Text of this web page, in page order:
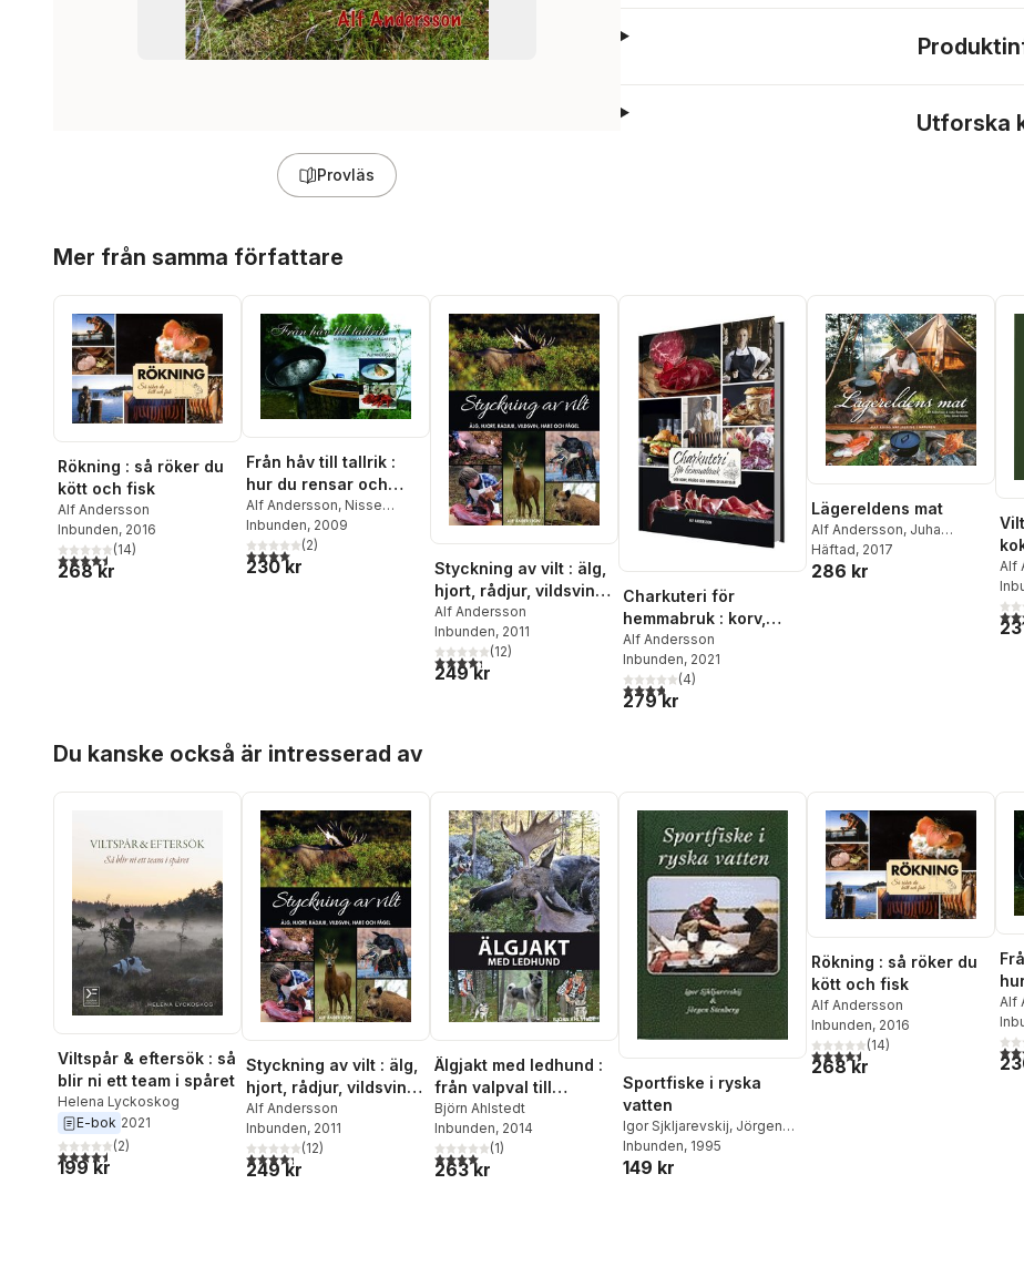
Provläs
Utforska
Mer från samma författare
Rökning : så röker du
kött och fisk
Alf Andersson
Inbunden, 2016
4,5utav 5 stjärnor. Totalt antal röster:
(14)
268 kr
Från håv till tallrik :
hur du rensar och
tillagar fisk
Alf Andersson, Nisse
Ekwall,Vicky Ekwall
Inbunden, 2009
4,0utav 5 stjärnor. Totalt antal röster:
(2)
230 kr
Styckning av vilt : älg,
hjort, rådjur, vildsvin,
hare och fågel
Alf Andersson
Inbunden, 2011
4,3utav 5 stjärnor. Totalt antal röster:
(12)
249 kr
Charkuteri för
hemmabruk : korv,
pålägg och andra
delikatesser
Alf Andersson
Inbunden, 2021
3,8utav 5 stjärnor. Totalt antal röster:
(4)
279 kr
Lägereldens mat
Alf Andersson, Juha
Rankinen
Häftad, 2017
286 kr
Alf
3,5
Du kanske också är intresserad av
Viltspår & eftersök : så
blir ni ett team i spåret
Helena Lyckoskog
E-bok 2021
4,5utav 5 stjärnor. Totalt antal röster:
(2)
199 kr
Styckning av vilt : älg,
hjort, rådjur, vildsvin,
hare och fågel
Alf Andersson
Inbunden, 2011
4,3utav 5 stjärnor. Totalt antal röster:
(12)
249 kr
Älgjakt med ledhund :
från valpval till
ledhundschampion
Björn Ahlstedt
Inbunden, 2014
4,0utav 5 stjärnor. Totalt antal röster:
(1)
263 kr
Sportfiske i ryska
vatten
Igor Sjkljarevskij, Jörgen
Stenberg
Inbunden, 1995
149 kr
Rökning : så röker du
kött och fisk
Alf Andersson
Inbunden, 2016
4,5utav 5 stjärnor. Totalt antal
(14)
268 kr
Alf
4,0